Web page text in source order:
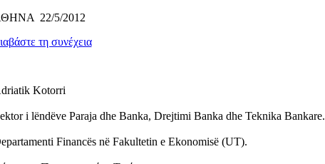
22/5/2012
τη συνέχεια
Kotorri
i lëndëve Paraja dhe Banka, Drejtimi Banka dhe Teknika Bankare.
Financës në Fakultetin e Ekonomisë (UT).